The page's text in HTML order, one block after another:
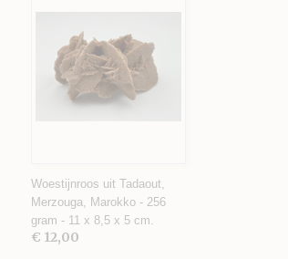
Woestijnroos uit Tadaout,
Merzouga, Marokko - 256
gram - 11 x 8,5 x 5 cm.
€ 12,00